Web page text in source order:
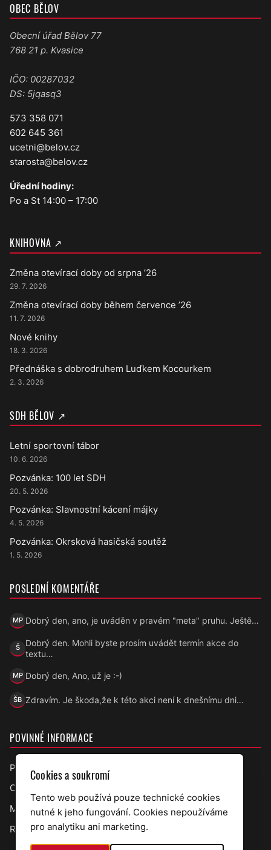
OBEC BĚLOV
Obecní úřad Bělov 77
768 21 p. Kvasice
IČO: 00287032
DS: 5jqasq3
573 358 071
602 645 361
ucetni@belov.cz
starosta@belov.cz
Úřední hodiny:
Po a St 14:00 – 17:00
KNIHOVNA ↗
Změna otevírací doby od srpna ’26
29. 7. 2026
Změna otevírací doby během července ’26
11. 7. 2026
Nové knihy
18. 3. 2026
Přednáška s dobrodruhem Luďkem Kocourkem
2. 3. 2026
SDH BĚLOV ↗
Letní sportovní tábor
10. 6. 2026
Pozvánka: 100 let SDH
20. 5. 2026
Pozvánka: Slavnostní kácení májky
4. 5. 2026
Pozvánka: Okrsková hasičská soutěž
1. 5. 2026
POSLEDNÍ KOMENTÁŘE
MP
Marek Přecechtěl
Dobrý den, ano, je uváděn v pravém "meta" pruhu. Ještě…
ŠŠárka
Dobrý den. Mohli byste prosím uvádět termín akce do
textu…
MP
Marek Přecechtěl
Dobrý den, Ano, už je :-)
ŠBŠárka B.
Zdravím. Je škoda,že k této akci není k dnešnímu dni…
POVINNÉ INFORMACE
Prohlášení o přístupnosti
Ochrana osobních údajů
Mapa webu
RSS úřední deska
Cookies a soukromí
Tento web používá pouze technické cookies
nutné k jeho fungování. Cookies nepoužíváme
pro analytiku ani marketing.